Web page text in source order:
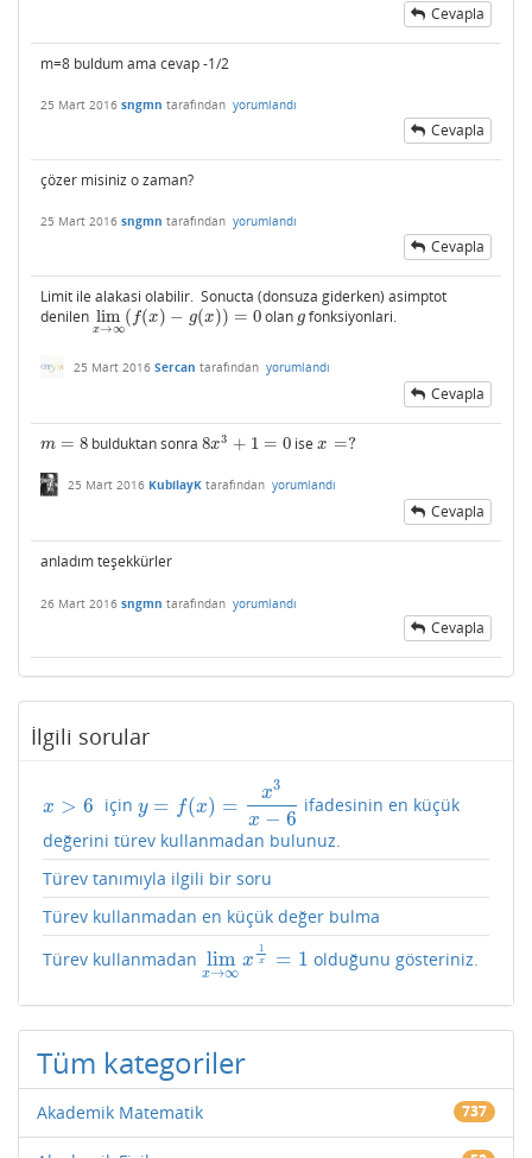
Cevapla
m=8 buldum ama cevap -1/2
25 Mart 2016 sngmn tarafından yorumlandı
Cevapla
çözer misiniz o zaman?
25 Mart 2016 sngmn tarafından yorumlandı
Cevapla
Limit ile alakasi olabilir. Sonucta (donsuza giderken) asimptot
denilen lim
x→∞
( f(x) − g(x)) = 0
limx→ ∞(f(x −g (x))=0 olan g
gfonksiyonlari.
25 Mart 2016 Sercan tarafından yorumlandı
Cevapla
m = 8
m= 8 bulduktan sonra8x3 + 1 = 0
8x3+1= 0 isex =?
x= ?
25 Mart 2016 KubilayK tarafından yorumlandı
Cevapla
anladım teşekkürler
26 Mart 2016 sngmn tarafından yorumlandı
Cevapla
İlgili sorular
x > 6
x> 6 için y = f(x) = x3
x − 6
y=f(x =x3x −6
ifadesinin en küçük
değerini türev kullanmadan bulunuz.
Türev tanımıyla ilgili bir soru
Türev kullanmadan en küçük değer bulma
Türev kullanmadan lim
x→∞
x
1
x = 1
limx→∞x 1x= 1 olduğunu gösteriniz.
Tüm kategoriler
Akademik Matematik 737